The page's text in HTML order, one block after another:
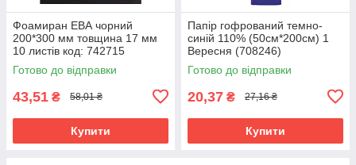
Фоамиран ЕВА чорний
200*300 мм товщина 17 мм
10 листів код: 742715
Готово до відправки
43,51 ₴ 58,01 ₴
Купити
Папір гофрований темно-
синій 110% (50см*200см) 1
Вересня (708246)
Готово до відправки
20,37 ₴ 27,16 ₴
Купити